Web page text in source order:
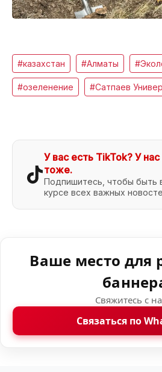
#казахстан #Алматы
#озеленение #Сатпаев
У вас есть TikTok? У нас
тоже.
Подпишитесь, чтобы быть
курсе всех важных
Ваше место для
Свяжитесь с
Связаться по